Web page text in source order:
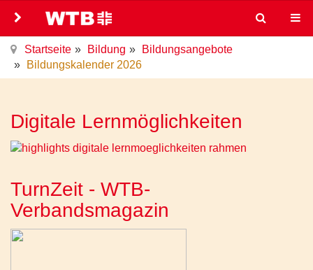
Startseite Bildung
Bildungsangebote
Bildungskalender 2026
Digitale Lernmöglichkeiten
TurnZeit - WTB-
Verbandsmagazin